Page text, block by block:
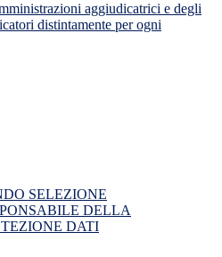
aggiudicatrici e degli
distintamente per ogni
SELEZIONE
DELLA
DATI